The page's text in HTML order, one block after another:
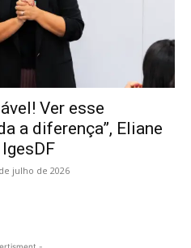
Ver esse
a diferença”, Eliane
julho de 2026